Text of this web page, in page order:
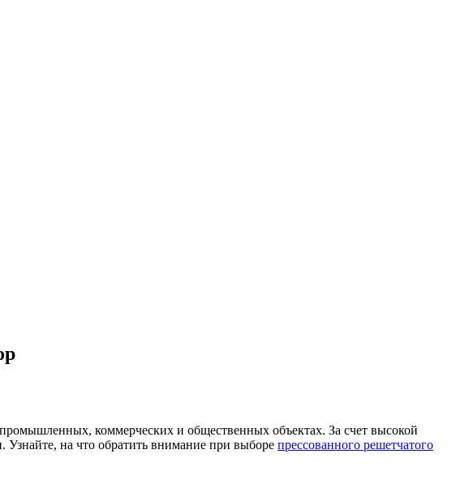
коммерческих и общественных объектах. За счет высокой
Узнайте, на что обратить внимание при выборе прессованного решетчатого